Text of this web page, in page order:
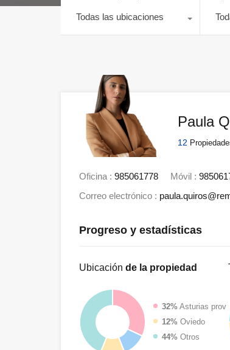
Todas las ubicaciones
Paula
12
Oficina : 985061778 Móvil :
Correo electrónico :
Progreso y estadísticas
Ubicación de la propiedad
32% Asturias prov
12% Oviedo
44% Otros